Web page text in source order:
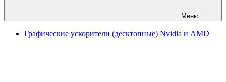
Меню
Графические ускорители (десктопные) Nvidia и AMD